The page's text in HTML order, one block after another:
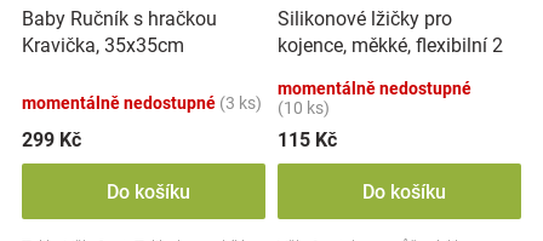
Baby Ručník s hračkou
Kravička, 35x35cm
momentálně nedostupné (3 ks)
299 Kč
Do košíku
Silikonové lžičky pro
kojence, měkké, flexibilní 2
momentálně nedostupné
(10 ks)
115 Kč
Do košíku